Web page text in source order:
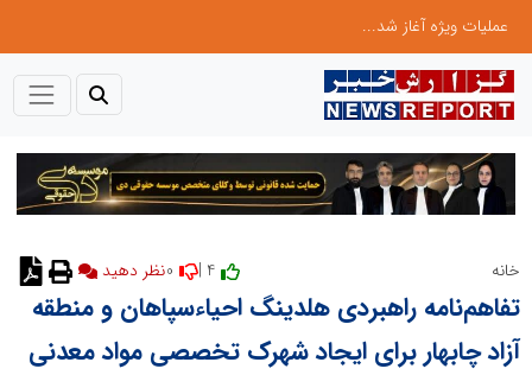
عملیات ویژه آغاز شد...
خانه نظر دهید
تفاهم‌نامه راهبردی هلدینگ احیاء‌سپاهان و منطقه
آزاد چابهار برای ایجاد شهرک تخصصی مواد معدنی